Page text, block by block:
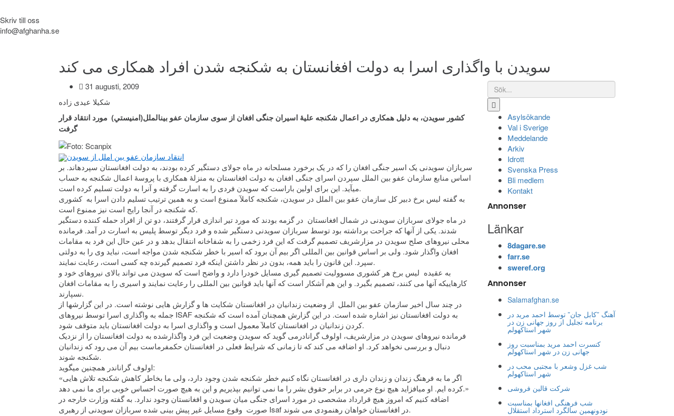
Skriv till oss
info@afghanha.se
سویدن با واگذاری اسرا به دولت افغانستان به شکنجه شدن افراد همکاری می کند
31 augusti, 2009
شکیلا عیدی زاده
کشور سویدن، به دلیل همکاری در اعمال شکنجه علیۀ اسیران جنگی افغان از سوی سازمان عفو بین­الملل(امنيستي) مورد انتقاد قرار
گرفت
انتقاد سازمان عفو بين املل از سويدن
سربازان سویدنی یک اسیر جنگی افغان را که در یک برخورد مسلحانه در ماه جولای دستگیر کرده بودند، به دولت افغانستان سپرده­اند. بر
اساس منابع سازمان عفو بین الملل سپردن اسرای جنگی افغان به دولت افغانستان به منزلۀ همکاری با پروسۀ اعمال شکنجه به حساب
می­آید. این برای اولین باراست که سویدن فردی را به اسارت گرفته و آنرا به دولت تسلیم کرده است.
به گفته ليس برخ دبیر کل سازمان عفو بین الملل در سویدن، شکنجه کاملآ ممنوع است و به همین ترتیب تسلیم دادن اسرا به کشوری
که شکنجه در آنجا رایج است نیز ممنوع است.
در ماه جولای سربازان سویدنی در شمال افغانستان در گزمه بودند که مورد تیر اندازی قرار گرفتند، دو تن از افراد حمله کننده دستگیر
شدند. یکی از آنها که جراحت برداشته بود توسط سربازان سویدنی دستگیر شده و فرد دیگر توسط پلیس به اسارت در آمد. فرمانده
محلی نیروهای صلح سویدن در مزارشریف تصمیم گرفت که این فرد زخمی را به شفاخانه انتقال بدهد و در عین حال این فرد به مقامات
افغان واگذار شود. ولی بر اساس قوانین بین المللی اگر بیم آن برود که اسیر با خطر شکنجه شدن مواجه است، نباید وی را به دولتی
سپرد. این قانون را باید همه، بدون در نظر داشتن اینکه فرد تصمیم گیرنده چه کسی است، رعایت نمایند.
به عقیده ليس برخ هر کشوری مسوولیت تصمیم گیری مسایل خودرا دارد و واضح است که سویدن می تواند بالای نیروهای خود و
کارهاییکه آنها می کنند، تصمیم بگیرد. و این هم آشکار است که آنها باید قوانین بین المللی را رعایت نمایند و اسیری را به مقامات افغان
نسپارند.
در چند سال اخیر سازمان عفو بین الملل از وضعیت زندانیان در افغانستان شکایت ها و گزارش هایی نوشته است. در این گزارش­ها از
جمله به واگذاری اسرا توسط نیروهای ISAF به دولت افغانستان نیز اشاره شده است. در این گزارش همچنان آمده است که شکنجه
کردن زندانیان در افغانستان کاملآ معمول است و واگذاری اسرا به دولت افغانستان باید متوقف شود.
فرمانده نیروهای سویدن در مزارشریف، اولوف گرانادرمی گوید که سویدن وضعیت این فرد واگذارشده به دولت افغانستان را از نزدیک
دنبال و بررسی نخواهد کرد. او اضافه می کند که تا زمانی که شرایط فعلی در افغانستان حکمفرماست بیم آن می رود که زندانیان
شکنجه شوند.
اولوف گراناندر همچنین می­گوید:
«اگر ما به فرهنگ زندان و زندان داری در افغانستان نگاه کنیم خطر شکنجه شدن وجود دارد، ولی ما بخاطر کاهش شکنجه تلاش هایی
کرده ایم. او می­افزاید هیچ نوع جرمی در برابر حقوق بشر را ما نمی توانیم بپذیریم و این به هیچ صورت احساس خوبی برای ما نمی دهد.»
اضافه کنیم که امروز هیچ قرارداد مشحصی در مورد اسرای جنگی میان سویدن و افغانستان وجود ندارد. به گفته وزارت خارجه در
صورت وقوع مسایل غیر پیش بینی شده سربازان سویدنی از رهبری Isaf در افغانستان خواهان رهنمودی می شوند.
Asylsökande
Val i Sverige
Meddelande
Arkiv
Idrott
Svenska Press
Bli medlem
Kontakt
Annonser
Länkar
8dagare.se
farr.se
sweref.org
Annonser
Salamafghan.se
آهنگ ”کابل جان” توسط احمد مرید در
برنامه تجلیل از روز جهانی زن در
شهر استاکهولم
کنسرت احمد مرید بمناسبت روز
جهانی زن در شهر استاکهولم
شب غزل وشعر با مجتبی محب در
شهر استاکهولم
شرکت قالین فروشی
شب فرهنگی افغانها بمناسبت
نودونهمین سالگرد استرداد استقلال